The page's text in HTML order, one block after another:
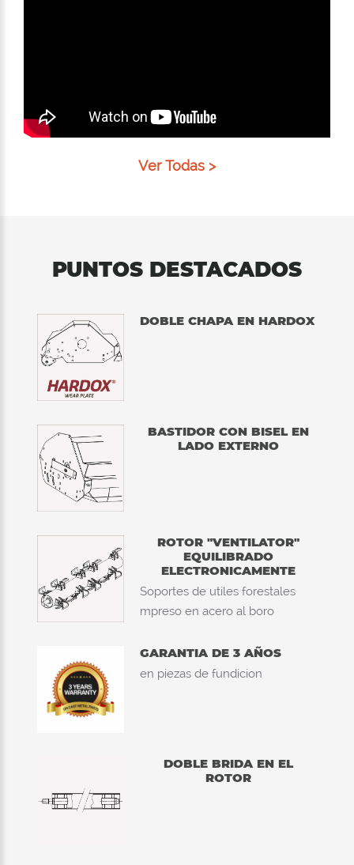
Ver Todas >
PUNTOS DESTACADOS
DOBLE CHAPA EN HARDOX
BASTIDOR CON BISEL EN
LADO EXTERNO
ROTOR "VENTILATOR"
EQUILIBRADO
ELECTRONICAMENTE
Soportes de utiles forestales
mpreso en acero al boro
GARANTIA DE 3 AÑOS
en piezas de fundicion
DOBLE BRIDA EN EL
ROTOR